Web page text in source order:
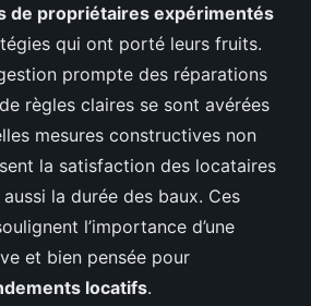
de propriétaires expérimentés
qui ont porté leurs fruits.
gestion prompte des réparations
règles claires se sont avérées
mesures constructives non
la satisfaction des locataires
la durée des baux. Ces
l’importance d’une
et bien pensée pour
locatifs.